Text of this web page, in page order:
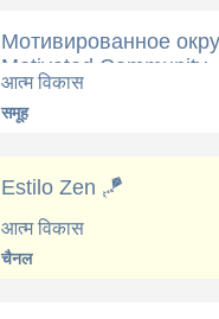
Мотивированное
Motivated Сommunity
आत्म विकास
समूह
Estilo Zen 🪁
आत्म विकास
चैनल